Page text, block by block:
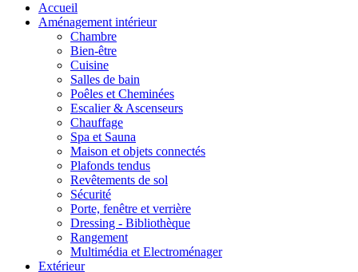
Accueil
Aménagement intérieur
Chambre
Bien-être
Cuisine
Salles de bain
Poêles et Cheminées
Escalier & Ascenseurs
Chauffage
Spa et Sauna
Maison et objets connectés
Plafonds tendus
Revêtements de sol
Sécurité
Porte, fenêtre et verrière
Dressing - Bibliothèque
Rangement
Multimédia et Electroménager
Extérieur